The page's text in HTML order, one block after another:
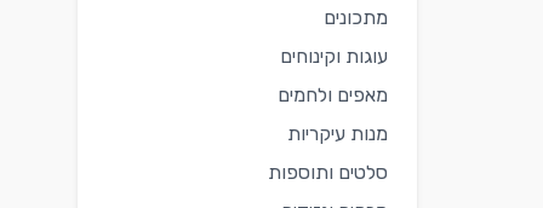
מתכונים
עוגות וקינוחים
מאפים ולחמים
מנות עיקריות
סלטים ותוספות